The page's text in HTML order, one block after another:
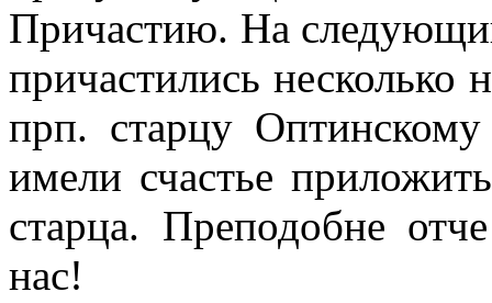
Причастию. На
причастились несколько
прп. старцу
имели счастье
старца. Преподобне
нас!